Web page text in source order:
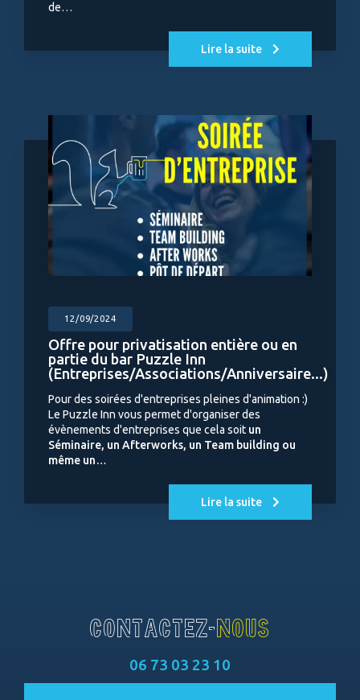
de…
Lire la suite
12/09/2024
Offre pour privatisation entière ou en
partie du bar Puzzle Inn
(Entreprises/Associations/Anniversaire...)
Pour des soirées d'entreprises pleines d'animation :)
Le Puzzle Inn vous permet d'organiser des
évènements d'entreprises que cela soit un
Séminaire, un Afterworks, un Team building ou
même un…
Lire la suite
CONTACTEZ-NOUS
06 73 03 23 10